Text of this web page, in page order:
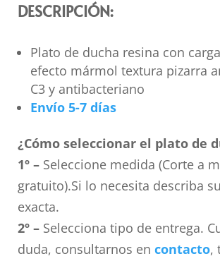
DESCRIPCIÓN:
Plato de ducha resina con
efecto mármol textura pizarra
C3 y antibacteriano
Envío 5-7 días
¿Cómo seleccionar el plato de
1º –Seleccione medida (Corte a
gratuito).Si lo necesita describa
exacta.
2º –Selecciona tipo de entrega.
duda, consultarnos en contacto,